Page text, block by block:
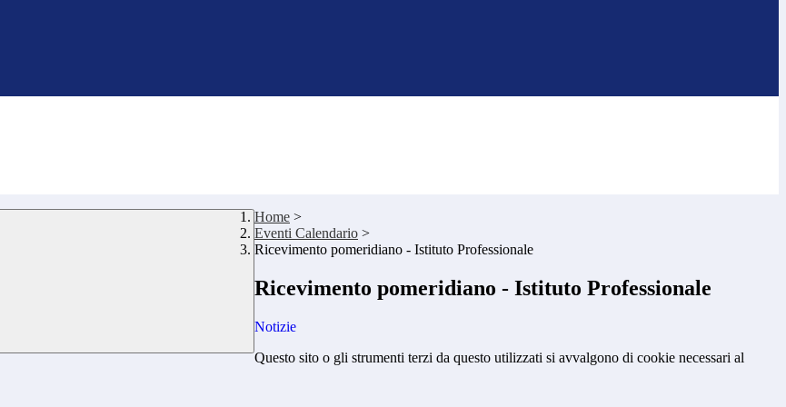
Home >
Eventi Calendario >
Ricevimento pomeridiano - Istituto Professionale
Ricevimento pomeridiano - Istituto Professionale
Notizie
Questo sito o gli strumenti terzi da questo utilizzati si avvalgono di cookie necessari al